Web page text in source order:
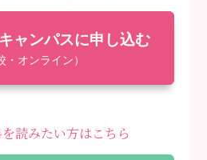
ャンパスに申し込む
・オンライン）
読みたい方はこちら